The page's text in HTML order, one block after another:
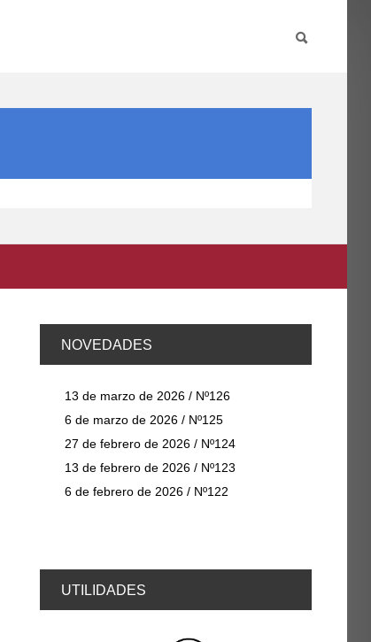
NOVEDADES
13 de marzo de 2026 / Nº126
6 de marzo de 2026 / Nº125
27 de febrero de 2026 / Nº124
13 de febrero de 2026 / Nº123
6 de febrero de 2026 / Nº122
UTILIDADES